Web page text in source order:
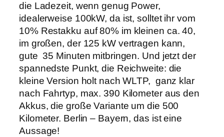
die Ladezeit, wenn genug Power,
idealerweise 100kW, da ist, solltet ihr vom
10% Restakku auf 80% im kleinen ca. 40,
im großen, der 125 kW vertragen kann,
gute 35 Minuten mitbringen. Und jetzt der
spannedste Punkt, die Reichweite: die
kleine Version holt nach WLTP, ganz klar
nach Fahrtyp, max. 390 Kilometer aus den
Akkus, die große Variante um die 500
Kilometer. Berlin – Bayern, das ist eine
Aussage!